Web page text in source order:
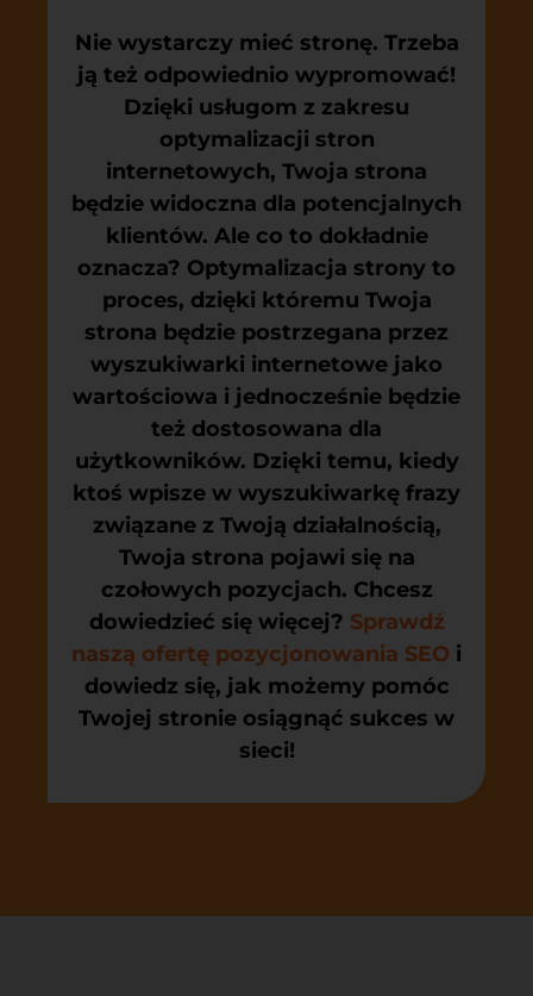
Nie wystarczy mieć stronę. Trzeba
ją też odpowiednio wypromować!
Dzięki usługom z zakresu
optymalizacji stron
internetowych, Twoja strona
będzie widoczna dla potencjalnych
klientów. Ale co to dokładnie
oznacza? Optymalizacja strony to
proces, dzięki któremu Twoja
strona będzie postrzegana przez
wyszukiwarki internetowe jako
wartościowa i jednocześnie będzie
też dostosowana dla
użytkowników. Dzięki temu, kiedy
ktoś wpisze w wyszukiwarkę frazy
związane z Twoją działalnością,
Twoja strona pojawi się na
czołowych pozycjach. Chcesz
dowiedzieć się więcej? Sprawdź
naszą ofertę pozycjonowania SEO i
dowiedz się, jak możemy pomóc
Twojej stronie osiągnąć sukces w
sieci!